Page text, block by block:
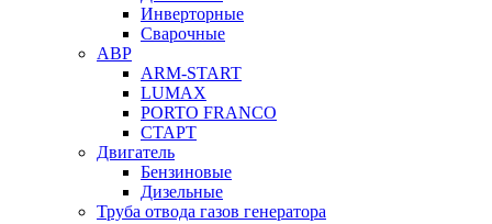
Инверторные
Сварочные
АВР
ARM-START
LUMAX
PORTO FRANCO
СТАРТ
Двигатель
Бензиновые
Дизельные
Труба отвода газов генератора